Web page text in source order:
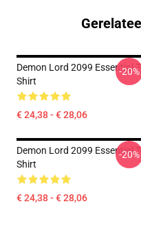
Demon Lord 2099 Essential
Shirt
€ 24,38 - € 28,06
-20%
Demon Lord 2099 Essential
Shirt
€ 24,38 - € 28,06
-20%